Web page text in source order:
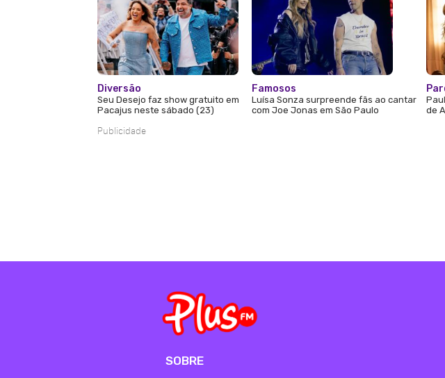
Diversão
Seu Desejo faz show gratuito em
Pacajus neste sábado (23)
Famosos
Luísa Sonza surpreende fãs ao cantar
com Joe Jonas em São Paulo
de
Publicidade
SOBRE